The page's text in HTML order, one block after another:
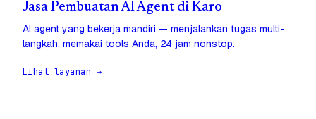
Jasa Pembuatan AI Agent di Karo
AI agent yang bekerja mandiri — menjalankan tugas multi-
langkah, memakai tools Anda, 24 jam nonstop.
Lihat layanan →